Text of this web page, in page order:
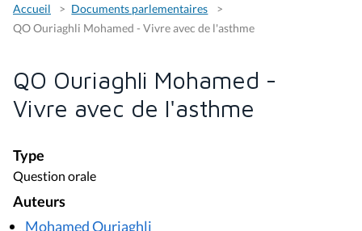
Accueil
Documents parlementaires
QO Ouriaghli Mohamed - Vivre avec de l'asthme
QO Ouriaghli Mohamed -
Vivre avec de l'asthme
Type
Question orale
Auteurs
Mohamed Ouriaghli